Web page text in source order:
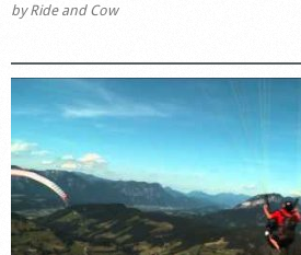
byRide and Cow